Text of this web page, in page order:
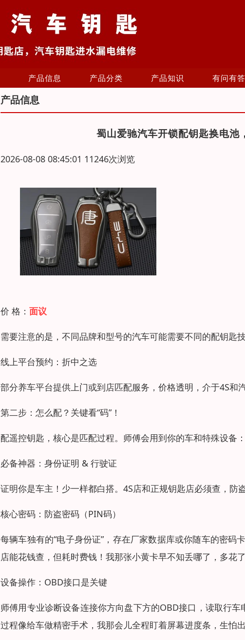
产品信息 产品分类 产品知识 有问有答
产品信息
蜀山爱驰汽车开锁配钥匙换电池
2026-08-08 08:45:01 11246次浏览
价 格： 面议
需要注意的是，不同品牌和型号的汽车可能需要不同的配钥匙
线上平台预约：折中之选
部分养车平台提供上门或到店匹配服务，价格透明，介于4S和
第二步：怎么配？关键看“码”！
配遥控钥匙，核心是匹配过程。师傅会用到你的车和特殊设备：
必备神器：身份证明 & 行驶证
证明你是车主！少一样都白搭。4S店和正规钥匙店必须查，防
核心密码：防盗密码（PIN码）
每辆车独有的“电子身份证”，存在厂家数据库或你随车的密
店能花钱查，但耗时费钱！我那张小黄卡早不知丢哪了，多花了
设备操作：OBD接口是关键
师傅用专业诊断设备连接你方向盘下方的OBD接口，读取行
过程像给车做精密手术，我那会儿全程盯着屏幕进度条，生怕出